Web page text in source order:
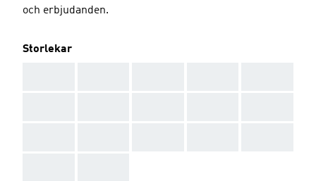
och erbjudanden.
Storlekar